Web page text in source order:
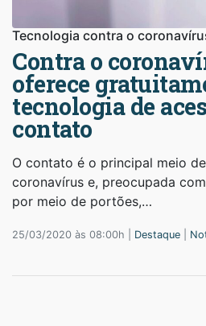
Tecnologia contra o
Contra o
oferece
tecnologia de
contato
O contato é o principal meio
coronavírus e, preocupada
por meio de portões,…
25/03/2020 às 08:00h | Destaque